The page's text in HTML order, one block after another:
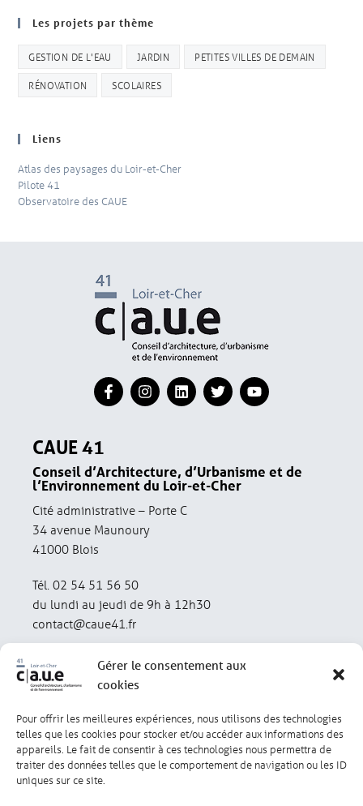
Gérer le consentement aux
cookies
Pour offrir les meilleures expériences, nous utilisons des technologies
telles que les cookies pour stocker et/ou accéder aux informations des
appareils. Le fait de consentir à ces technologies nous permettra de
traiter des données telles que le comportement de navigation ou les ID
uniques sur ce site.
Les projets par thème
GESTION DE L'EAU JARDIN PETITES VILLES DE DEMAIN
RÉNOVATION SCOLAIRES
Liens
Atlas des paysages du Loir-et-Cher
Pilote 41
Observatoire des CAUE
CAUE 41
Conseil d’Architecture, d’Urbanisme et de
l’Environnement du Loir-et-Cher
Cité administrative – Porte C
34 avenue Maunoury
41000 Blois
Tél. 02 54 51 56 50
du lundi au jeudi de 9h à 12h30
contact@caue41.fr
Mentions légales Politique de confidentialité
Lexique Réalisation : olivgraphic.com